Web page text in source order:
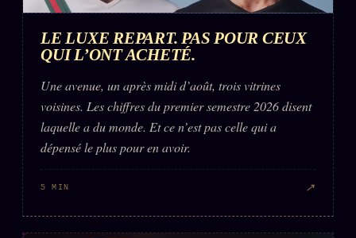
LE LUXE REPART. PAS POUR CEUX
QUI L’ONT ACHETÉ.
Une avenue, un après midi d’août, trois vitrines
voisines. Les chiffres du premier semestre 2026 disent
laquelle a du monde. Et ce n’est pas celle qui a
dépensé le plus pour en avoir.
5 MIN ↗